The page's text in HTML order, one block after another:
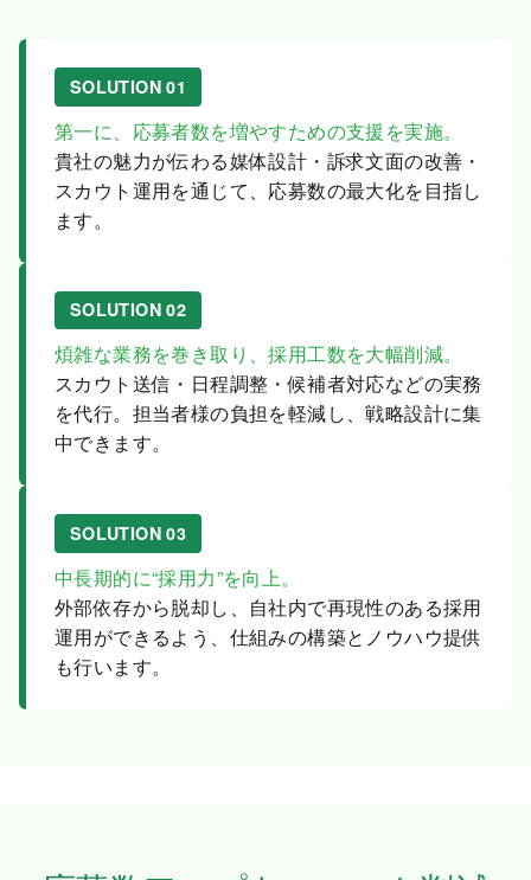
SOLUTION 01
第一に、応募者数を増やすための支援を実施。
貴社の魅力が伝わる媒体設計・訴求文面の改善・
スカウト運用を通じて、応募数の最大化を目指し
ます。
SOLUTION 02
煩雑な業務を巻き取り、採用工数を大幅削減。
スカウト送信・日程調整・候補者対応などの実務
を代行。担当者様の負担を軽減し、戦略設計に集
中できます。
SOLUTION 03
中長期的に“採用力”を向上。
外部依存から脱却し、自社内で再現性のある採用
運用ができるよう、仕組みの構築とノウハウ提供
も行います。